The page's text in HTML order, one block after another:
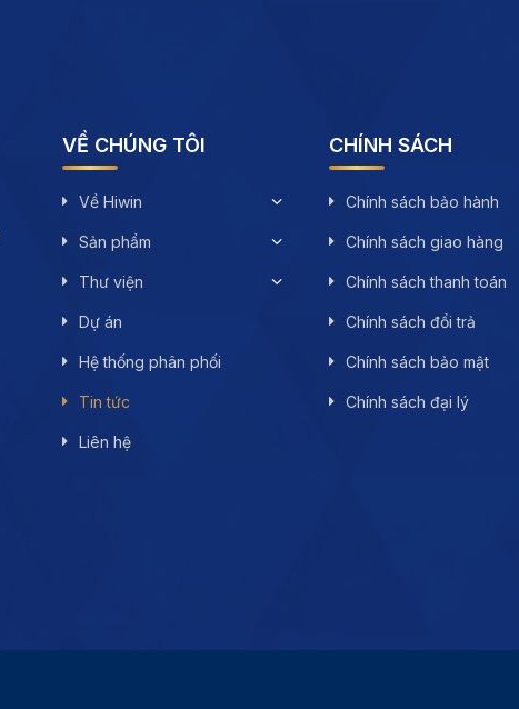
VỀ CHÚNG TÔI
Về Hiwin
Sản phẩm
Thư viện
Dự án
Hệ thống phân phối
Tin tức
Liên hệ
CHÍNH SÁCH
Chính sách bảo hành
Chính sách giao hàng
Chính sách thanh toán
Chính sách đổi trả
Chính sách bảo mật
Chính sách đại lý